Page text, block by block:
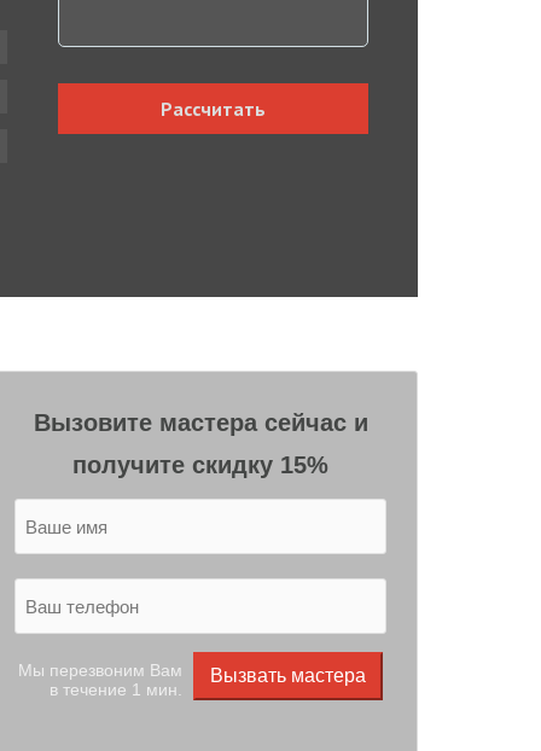
Рассчитать
Вызовите мастера сейчас и
получите скидку 15%
Мы перезвоним Вам
в течение 1 мин.
Вызвать мастера